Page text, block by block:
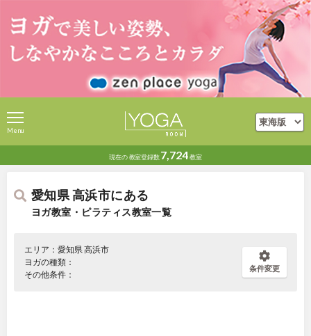
現在の教室登録数 7,724教室
Menu
愛知県 高浜市にある
ヨガ教室・ピラティス教室一覧
エリア：愛知県 高浜市
ヨガの種類：
その他条件：
条件変更